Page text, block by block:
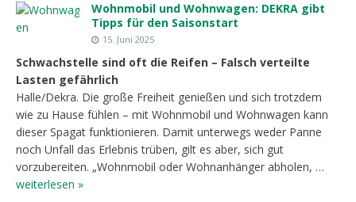
Wohnmobil und Wohnwagen: DEKRA gibt
Tipps für den Saisonstart
15. Juni 2025
Schwachstelle sind oft die Reifen – Falsch verteilte
Lasten gefährlich
Halle/Dekra. Die große Freiheit genießen und sich trotzdem
wie zu Hause fühlen – mit Wohnmobil und Wohnwagen kann
dieser Spagat funktionieren. Damit unterwegs weder Panne
noch Unfall das Erlebnis trüben, gilt es aber, sich gut
vorzubereiten. „Wohnmobil oder Wohnanhänger abholen, …
weiterlesen »